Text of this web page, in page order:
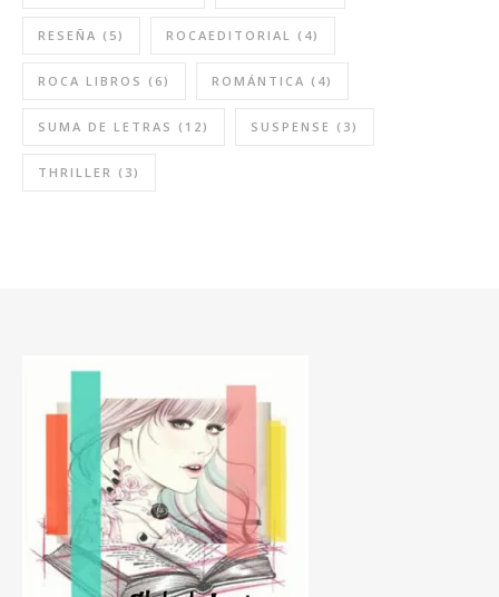
RESEÑA (5) ROCAEDITORIAL (4)
ROCA LIBROS (6) ROMÁNTICA (4)
SUMA DE LETRAS (12) SUSPENSE (3)
THRILLER (3)